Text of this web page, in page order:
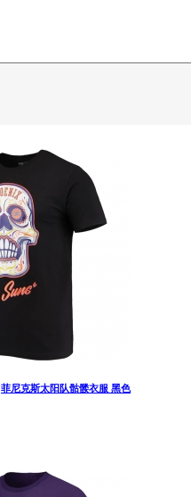
菲尼克斯太阳队骷髅衣服 黑色